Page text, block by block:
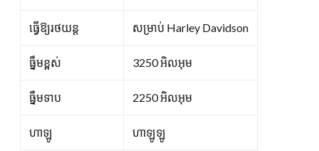
ធ្វើឱ្យរថយន្ត សម្រាប់ Harley Davidson
ធ្នឹមខ្ពស់ 3250 អិលអុម
ធ្នឹមទាប 2250 អិលអុម
ហាឡូ ហាឡូឡូ